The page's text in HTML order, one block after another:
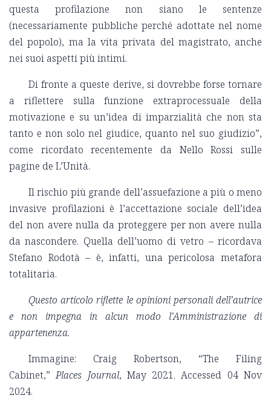
questa profilazione non siano le sentenze
(necessariamente pubbliche perché adottate nel nome
del popolo), ma la vita privata del magistrato, anche
nei suoi aspetti più intimi.
Di fronte a queste derive, si dovrebbe forse tornare
a riflettere sulla funzione extraprocessuale della
motivazione e su un’idea di imparzialità che non sta
tanto e non solo nel giudice, quanto nel suo giudizio”,
come ricordato recentemente da Nello Rossi sulle
pagine de L’Unità.
Il rischio più grande dell’assuefazione a più o meno
invasive profilazioni è l’accettazione sociale dell’idea
del non avere nulla da proteggere per non avere nulla
da nascondere. Quella dell’uomo di vetro – ricordava
Stefano Rodotà – è, infatti, una pericolosa metafora
totalitaria.
Questo articolo riflette le opinioni personali dell’autrice
e non impegna in alcun modo l’Amministrazione di
appartenenza.
Immagine: Craig Robertson, “The Filing
Cabinet,” Places Journal, May 2021. Accessed 04 Nov
2024.